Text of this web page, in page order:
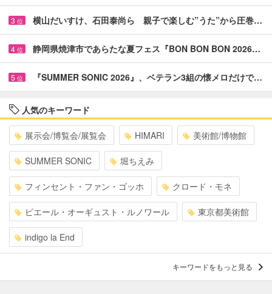
3 位 横山だいすけ、石田泰尚ら 親子で楽しむ”うた”から圧巻…
4 位 静岡県焼津市であらたな夏フェス『BON BON BON 2026…
5 位 『SUMMER SONIC 2026』、ベテラン3組の懐メロだけで…
人気のキーワード
展示会/博覧会/展覧会 HIMARI 美術館/博物館
SUMMER SONIC 堀ちえみ
フィンセント・ファン・ゴッホ クロード・モネ
ピエール・オーギュスト・ルノワール 東京都美術館
indigo la End
キーワードをもっと見る